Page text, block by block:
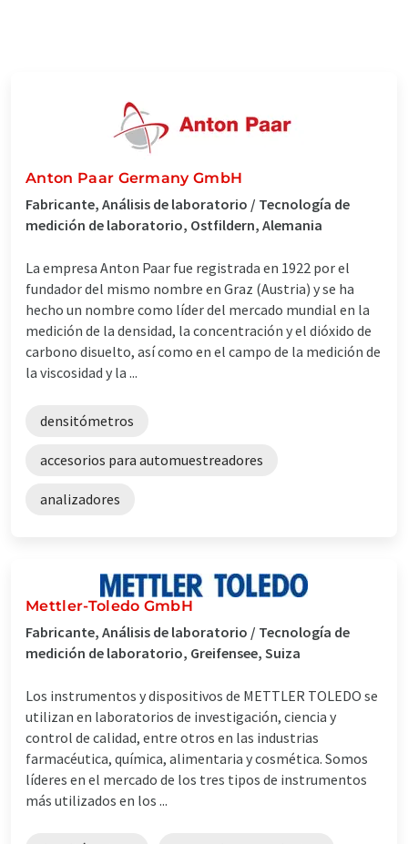
Anton Paar Germany GmbH
Fabricante, Análisis de laboratorio / Tecnología de
medición de laboratorio, Ostfildern, Alemania
La empresa Anton Paar fue registrada en 1922 por el
fundador del mismo nombre en Graz (Austria) y se ha
hecho un nombre como líder del mercado mundial en la
medición de la densidad, la concentración y el dióxido de
carbono disuelto, así como en el campo de la medición de
la viscosidad y la ...
densitómetros
accesorios para automuestreadores
analizadores
Mettler-Toledo GmbH
Fabricante, Análisis de laboratorio / Tecnología de
medición de laboratorio, Greifensee, Suiza
Los instrumentos y dispositivos de METTLER TOLEDO se
utilizan en laboratorios de investigación, ciencia y
control de calidad, entre otros en las industrias
farmacéutica, química, alimentaria y cosmética. Somos
líderes en el mercado de los tres tipos de instrumentos
más utilizados en los ...